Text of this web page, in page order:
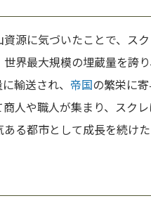
源に気づいたことで、ス
世界最大規模の埋蔵量を誇
輸送され、 帝国の繁栄に
人や職人が集まり、スク
る都市として成長を続けた